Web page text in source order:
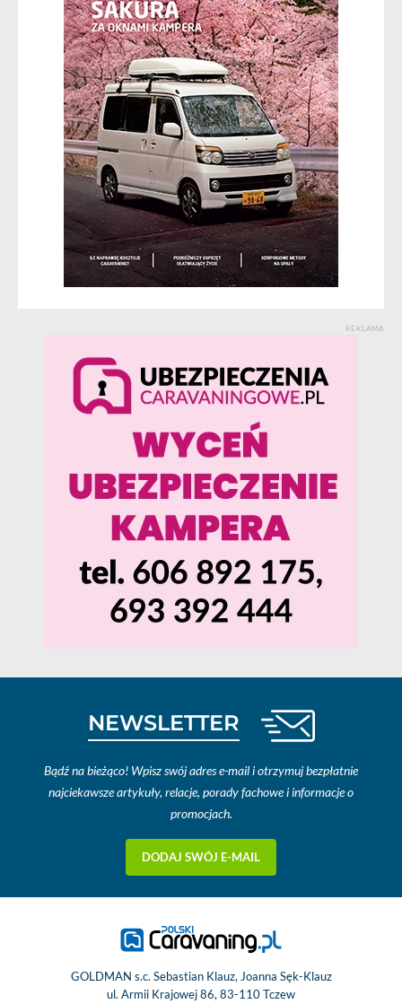
REKLAMA
NEWSLETTER
Bądź na bieżąco! Wpisz swój adres e-mail i otrzymuj bezpłatnie
najciekawsze artykuły, relacje, porady fachowe i informacje o
promocjach.
DODAJ SWÓJ E-MAIL
GOLDMAN s.c. Sebastian Klauz, Joanna Sęk-Klauz
ul. Armii Krajowej 86, 83-110 Tczew